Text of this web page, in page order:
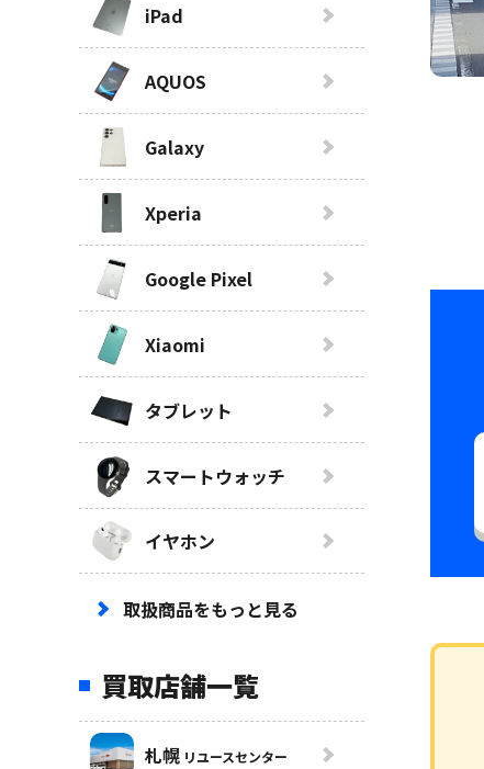
iPad
AQUOS
Galaxy
Xperia
Google Pixel
Xiaomi
タブレット
スマートウォッチ
イヤホン
取扱商品をもっと見る
買取店舗一覧
札幌 リユースセンター